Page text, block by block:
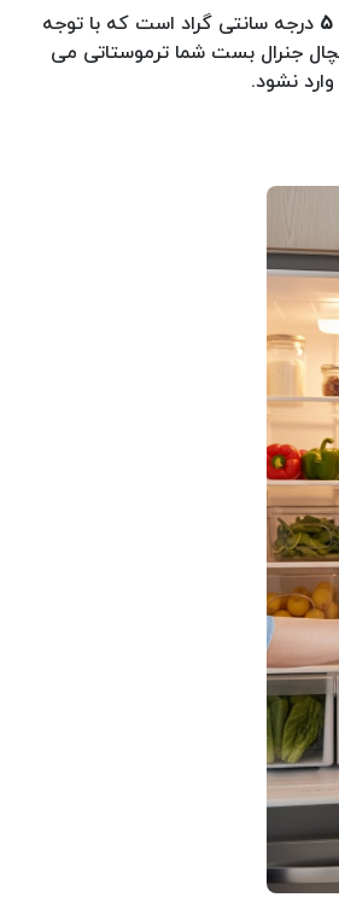
درجه سانتی گراد است که با توجه
جنرال بست شما ترموستاتی می
نشود.